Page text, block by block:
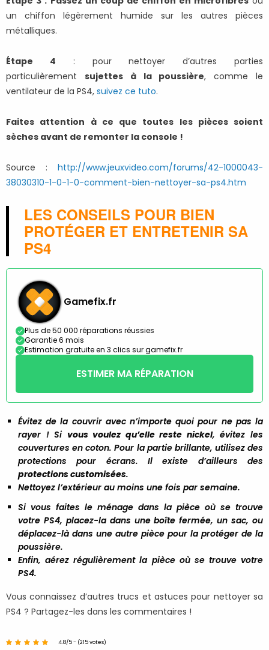
un chiffon légèrement humide sur les autres pièces
métalliques.
Étape 4 : pour nettoyer d’autres parties
particulièrement sujettes à la poussière, comme le
ventilateur de la PS4, suivez ce tuto.
Faites attention à ce que toutes les pièces soient
sèches avant de remonter la console !
Source : http://www.jeuxvideo.com/forums/42-1000043-
38030310-1-0-1-0-comment-bien-nettoyer-sa-ps4.htm
LES CONSEILS POUR BIEN
PROTÉGER ET ENTRETENIR SA
PS4
Gamefix.fr
Plus de 50 000 réparations réussies
Garantie 6 mois
Estimation gratuite en 3 clics sur gamefix.fr
ESTIMER MA RÉPARATION
Évitez de la couvrir avec n’importe quoi pour ne pas la
rayer ! Si vous voulez qu’elle reste nickel, évitez les
couvertures en coton. Pour la partie brillante, utilisez des
protections pour écrans. Il existe d’ailleurs des
protections customisées.
Nettoyez l’extérieur au moins une fois par semaine.
Si vous faites le ménage dans la pièce où se trouve
votre PS4, placez-la dans une boîte fermée, un sac, ou
déplacez-là dans une autre pièce pour la protéger de la
poussière.
Enfin, aérez régulièrement la pièce où se trouve votre
PS4.
Vous connaissez d’autres trucs et astuces pour nettoyer sa
PS4 ? Partagez-les dans les commentaires !
4.8/5 - (215 votes)